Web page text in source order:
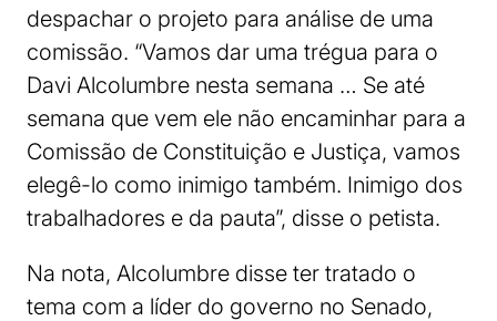
despachar o projeto para análise de uma
comissão. “Vamos dar uma trégua para o
Davi Alcolumbre nesta semana … Se até
semana que vem ele não encaminhar para a
Comissão de Constituição e Justiça, vamos
elegê-lo como inimigo também. Inimigo dos
trabalhadores e da pauta”, disse o petista.
Na nota, Alcolumbre disse ter tratado o
tema com a líder do governo no Senado,